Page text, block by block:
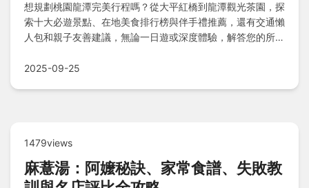
想規劃桃園龍潭完美行程嗎？從大平紅橋到龍潭觀光茶園，探
索十大必遊景點、在地美食排行榜與伴手禮推薦，還有交通懶
人包和親子友善建議，無論一日遊或深度體驗，解答您的所有
2025-09-25
1479views
麻薏湯：阿嬤秘訣、家常食譜、失敗教